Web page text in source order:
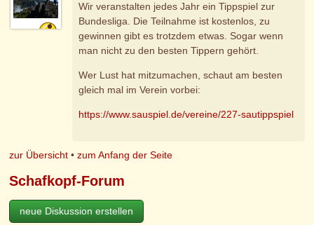
Wir veranstalten jedes Jahr ein Tippspiel zur
Bundesliga. Die Teilnahme ist kostenlos, zu
gewinnen gibt es trotzdem etwas. Sogar wenn
man nicht zu den besten Tippern gehört.
Wer Lust hat mitzumachen, schaut am besten
gleich mal im Verein vorbei:
https://www.sauspiel.de/vereine/227-sautippspiel
zur Übersicht •zum Anfang der Seite
Schafkopf-Forum
neue Diskussion erstellen